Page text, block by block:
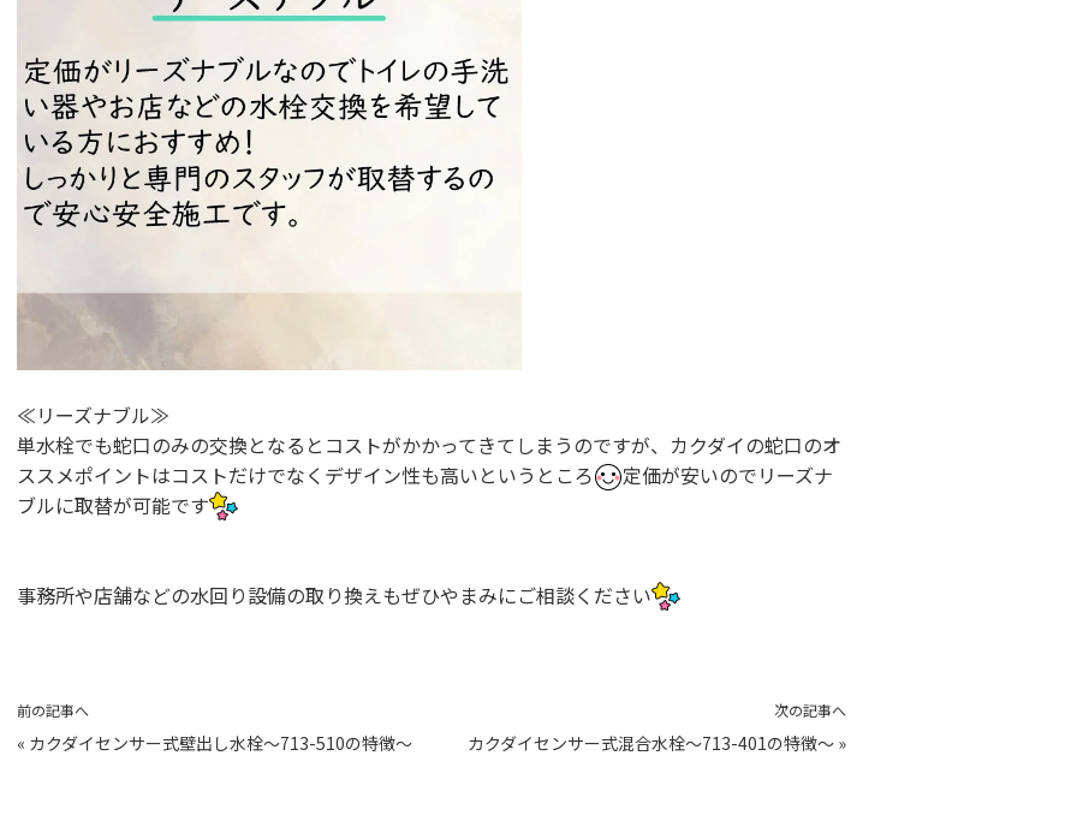
≪リーズナブル≫
単水栓でも蛇口のみの交換となるとコストがかかってきてしまうのですが、カクダイの蛇口のオ
ススメポイントはコストだけでなくデザイン性も高いというところ
定価が安いのでリーズナ
ブルに取替が可能です
事務所や店舗などの水回り設備の取り換えもぜひやまみにご相談ください
前の記事へ
« カクダイセンサー式壁出し水栓～713-510の特徴～
次の記事へ
カクダイセンサー式混合水栓～713-401の特徴～ »